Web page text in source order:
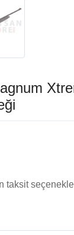
taksit